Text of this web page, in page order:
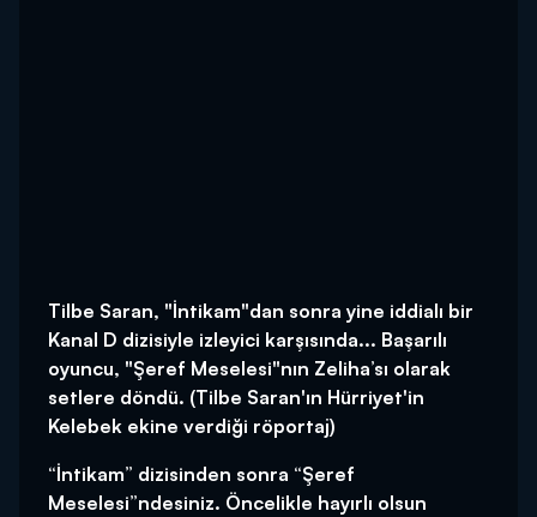
Tilbe Saran, "İntikam"dan sonra yine iddialı bir
Kanal D dizisiyle izleyici karşısında... Başarılı
oyuncu, "Şeref Meselesi"nın Zeliha’sı olarak
setlere döndü. (Tilbe Saran'ın Hürriyet'in
Kelebek ekine verdiği röportaj)
“İntikam” dizisinden sonra “Şeref
Meselesi”ndesiniz. Öncelikle hayırlı olsun